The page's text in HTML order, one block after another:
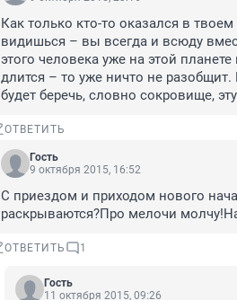
Как только кто-то оказался в
видишься – вы всегда и всюду
этого человека уже на этой
длится – то уже ничто не
будет беречь, словно сокровище,
ОТВЕТИТЬ
Гость
9 октября 2015, 16:52
С приездом и приходом нового
раскрываются?Про мелочи
ОТВЕТИТЬ 1
Гость
11 октября 2015, 09:26